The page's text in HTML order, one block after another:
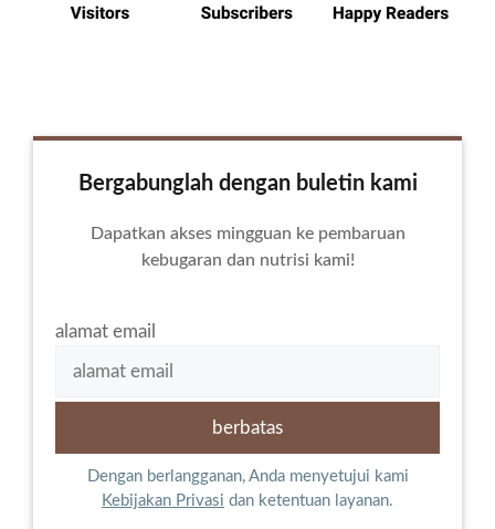
Bergabunglah dengan buletin kami
Dapatkan akses mingguan ke pembaruan
kebugaran dan nutrisi kami!
alamat email
Dengan berlangganan, Anda menyetujui kami
Kebijakan Privasi dan ketentuan layanan.